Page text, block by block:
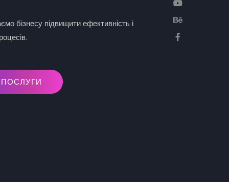
бізнесу підвищити ефективність і